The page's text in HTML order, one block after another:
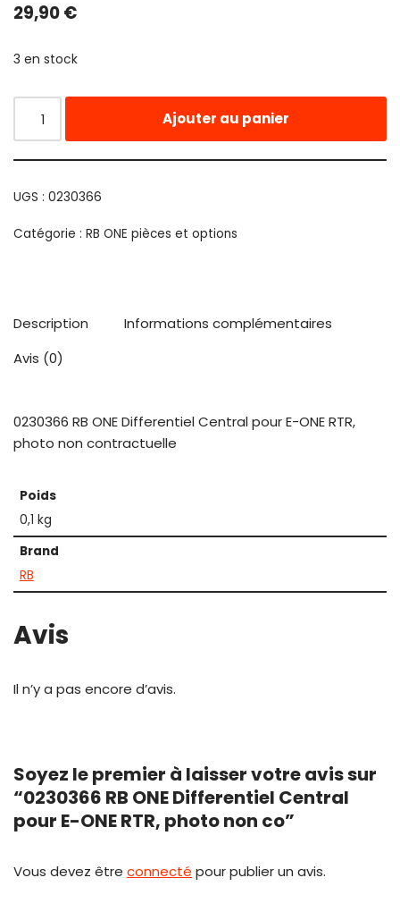
29,90€
3 en stock
Ajouter au panier
UGS : 0230366
Catégorie : RB ONE pièces et options
Description
Informations complémentaires
Avis (0)
0230366 RB ONE Differentiel Central pour E-ONE RTR,
photo non contractuelle
Poids
0,1 kg
Brand
RB
Avis
Il n’y a pas encore d’avis.
Soyez le premier à laisser votre avis sur
“0230366 RB ONE Differentiel Central
pour E-ONE RTR, photo non co”
Vous devez être connecté pour publier un avis.